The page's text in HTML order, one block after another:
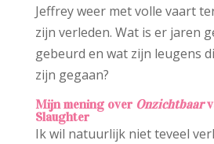
Jeffrey weer met volle vaart
zijn verleden. Wat is er jaren
gebeurd en wat zijn leugens
zijn gegaan?
Mijn mening over Onzichtbaar
Slaughter
Ik wil natuurlijk niet teveel